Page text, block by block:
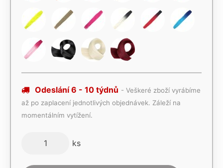
Odeslání 6 - 10 týdnů - Veškeré zboží vyrábíme
až po zaplacení jednotlivých objednávek. Záleží na
momentálním vytížení.
ks